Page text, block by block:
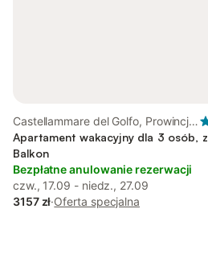
Castellammare del Golfo, Prowincja
Trapani
Apartament wakacyjny dla 3 osób, z
Balkon
Bezpłatne anulowanie rezerwacji
czw., 17.09 - niedz., 27.09
3157 zł·Oferta specjalna